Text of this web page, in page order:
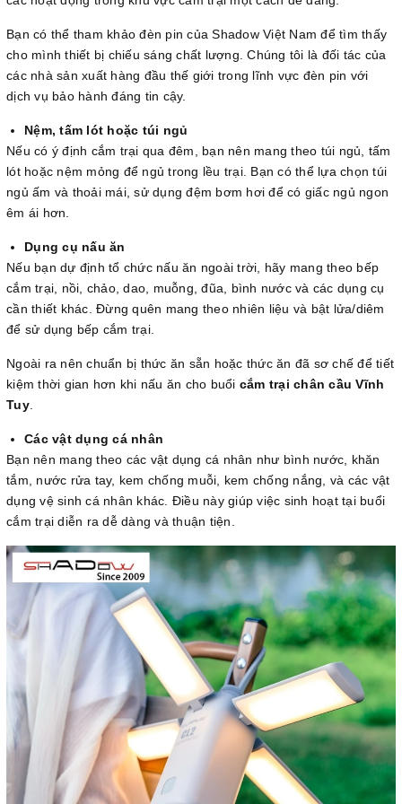
Bạn có thể tham khảo đèn pin của Shadow Việt Nam để tìm thấy
cho mình thiết bị chiếu sáng chất lượng. Chúng tôi là đối tác của
các nhà sản xuất hàng đầu thế giới trong lĩnh vực đèn pin với
dịch vụ bảo hành đáng tin cậy.
Nệm, tấm lót hoặc túi ngủ
Nếu có ý định cắm trại qua đêm, bạn nên mang theo túi ngủ, tấm
lót hoặc nệm mỏng để ngủ trong lều trại. Bạn có thể lựa chọn túi
ngủ ấm và thoải mái, sử dụng đệm bơm hơi để có giấc ngủ ngon
êm ái hơn.
Dụng cụ nấu ăn
Nếu bạn dự định tổ chức nấu ăn ngoài trời, hãy mang theo bếp
cắm trại, nồi, chảo, dao, muỗng, đũa, bình nước và các dụng cụ
cần thiết khác. Đừng quên mang theo nhiên liệu và bật lửa/diêm
để sử dụng bếp cắm trại.
Ngoài ra nên chuẩn bị thức ăn sẵn hoặc thức ăn đã sơ chế để tiết
kiệm thời gian hơn khi nấu ăn cho buổi cắm trại chân cầu Vĩnh
Tuy.
Các vật dụng cá nhân
Bạn nên mang theo các vật dụng cá nhân như bình nước, khăn
tắm, nước rửa tay, kem chống muỗi, kem chống nắng, và các vật
dụng vệ sinh cá nhân khác. Điều này giúp việc sinh hoạt tại buổi
cắm trại diễn ra dễ dàng và thuận tiện.